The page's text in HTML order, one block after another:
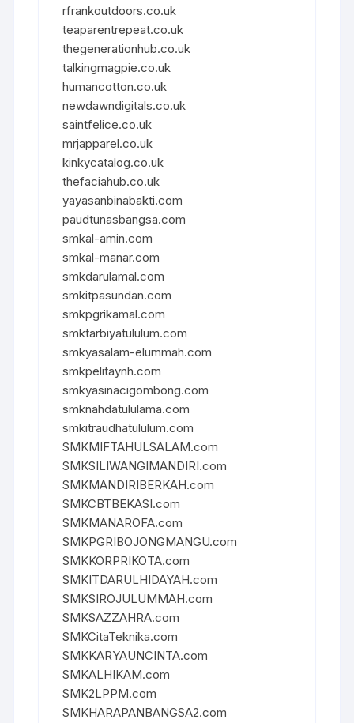
rfrankoutdoors.co.uk
teaparentrepeat.co.uk
thegenerationhub.co.uk
talkingmagpie.co.uk
humancotton.co.uk
newdawndigitals.co.uk
saintfelice.co.uk
mrjapparel.co.uk
kinkycatalog.co.uk
thefaciahub.co.uk
yayasanbinabakti.com
paudtunasbangsa.com
smkal-amin.com
smkal-manar.com
smkdarulamal.com
smkitpasundan.com
smkpgrikamal.com
smktarbiyatululum.com
smkyasalam-elummah.com
smkpelitaynh.com
smkyasinacigombong.com
smknahdatululama.com
smkitraudhatululum.com
SMKMIFTAHULSALAM.com
SMKSILIWANGIMANDIRI.com
SMKMANDIRIBERKAH.com
SMKCBTBEKASI.com
SMKMANAROFA.com
SMKPGRIBOJONGMANGU.com
SMKKORPRIKOTA.com
SMKITDARULHIDAYAH.com
SMKSIROJULUMMAH.com
SMKSAZZAHRA.com
SMKCitaTeknika.com
SMKKARYAUNCINTA.com
SMKALHIKAM.com
SMK2LPPM.com
SMKHARAPANBANGSA2.com